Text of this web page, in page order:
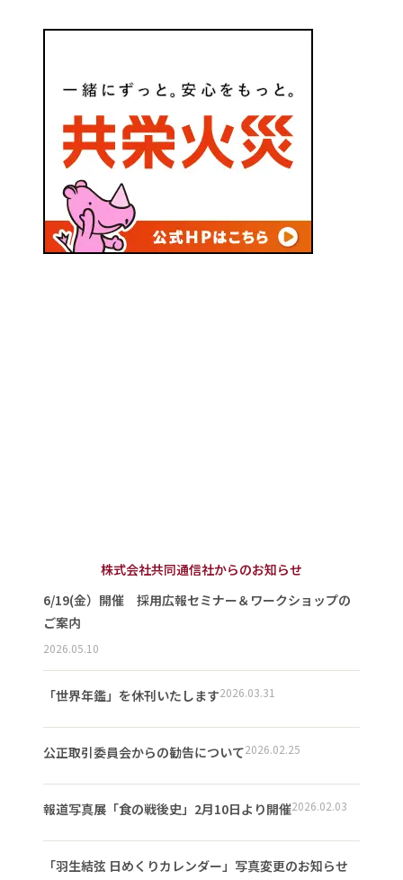
株式会社共同通信社からのお知らせ
6/19(金）開催 採用広報セミナー＆ワークショップの
ご案内
2026.05.10
「世界年鑑」を休刊いたします2026.03.31
公正取引委員会からの勧告について2026.02.25
報道写真展「食の戦後史」2月10日より開催2026.02.03
「羽生結弦 日めくりカレンダー」写真変更のお知らせ